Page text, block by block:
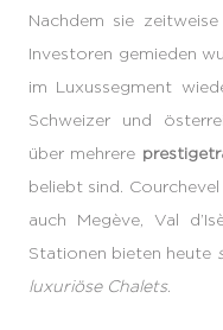
Nachdem sie
Investoren gemieden
im Luxussegment
Schweizer und
über mehrere
beliebt sind.
auch Megève, Val
Stationen bieten heute
luxuriöse Chalets.